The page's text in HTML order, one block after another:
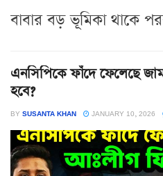
বাবার বড় ভূমিকা থাকে
এনসিপিকে ফাঁদে ফেলেছে
হবে?
BY SUSANTA KHAN JANUARY 10, 2026